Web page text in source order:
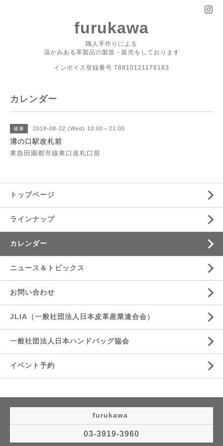
furukawa
職人手作りによる
温かみある革製品の製造・販売をしております
インボイス登録番号 T8810121176183
カレンダー
催事 2018-08-22 (Wed) 10:00～21:00
溝の口駅改札前
東急田園都市線東口改札口前
トップページ
ラインナップ
カレンダー
ニュース＆トピックス
お問い合わせ
JLIA（一般社団法人日本皮革産業連合会）
一般社団法人日本ハンドバッグ協会
イベント予約
furukawa
03-3919-3960